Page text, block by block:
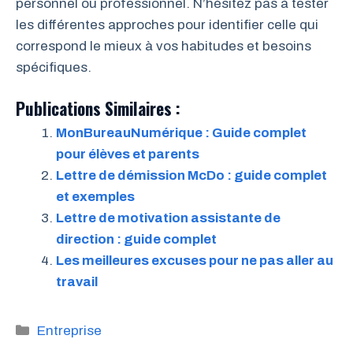
personnel ou professionnel. N’hésitez pas à tester
les différentes approches pour identifier celle qui
correspond le mieux à vos habitudes et besoins
spécifiques.
Publications Similaires :
MonBureauNumérique : Guide complet
pour élèves et parents
Lettre de démission McDo : guide complet
et exemples
Lettre de motivation assistante de
direction : guide complet
Les meilleures excuses pour ne pas aller au
travail
Catégories
Entreprise